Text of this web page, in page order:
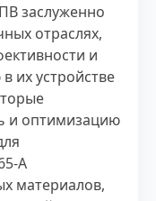
заслуженно
отраслях,
и
их устройстве
и оптимизацию
А
материалов,